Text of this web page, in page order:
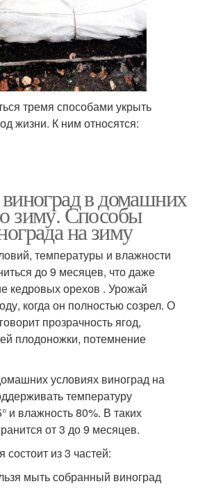
тремя способами укрыть
жизни. К ним относятся:
в домашних
зиму. Способы
на зиму
температуры и влажности
до 9 месяцев, что даже
кедровых орехов . Урожай
когда он полностью созрел. О
прозрачность ягод,
плодоножки, потемнение
условиях виноград на
температуру
и влажность 80%. В таких
от 3 до 9 месяцев.
из 3 частей:
мыть собранный виноград